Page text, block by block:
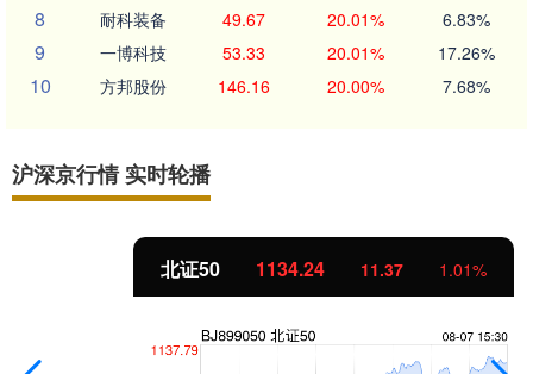
8 耐科装备 49.67 20.01% 6.83%
9 一博科技 53.33 20.01% 17.26%
10 方邦股份 146.16 20.00% 7.68%
沪深京行情 实时轮播
北证50 1134.24 11.37 1.01%